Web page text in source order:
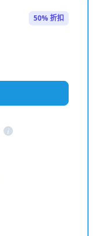
50% 折扣
i